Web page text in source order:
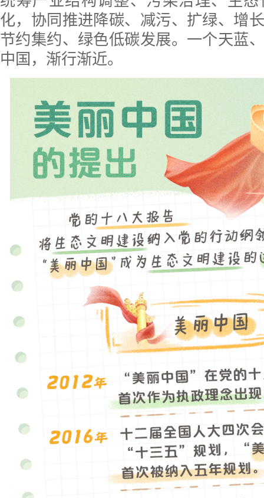
化，协同推进降碳、减污、扩绿、增
节约集约、绿色低碳发展。一个天蓝
中国，渐行渐近。